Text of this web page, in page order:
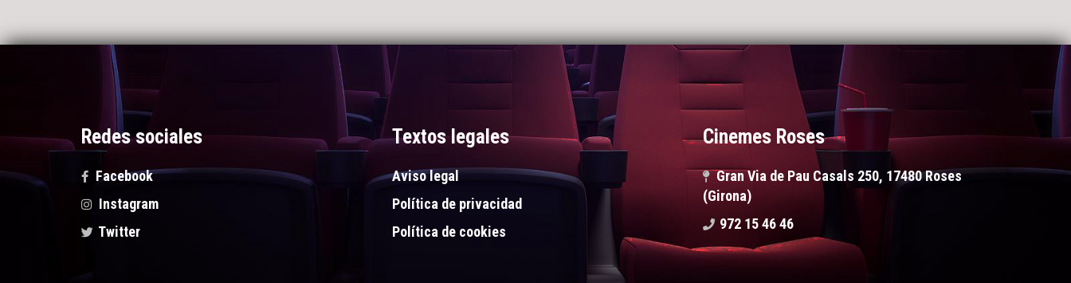
Redes sociales
Facebook
Instagram
Twitter
Textos legales
Aviso legal
Política de privacidad
Política de cookies
Cinemes Roses
Gran Via de Pau Casals 250, 17480 Roses
(Girona)
972 15 46 46